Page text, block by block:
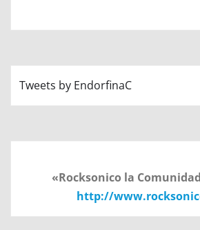
Tweets by EndorfinaC
«Rocksonico la
http://